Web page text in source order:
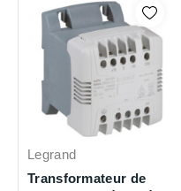
Legrand
Transformateur de